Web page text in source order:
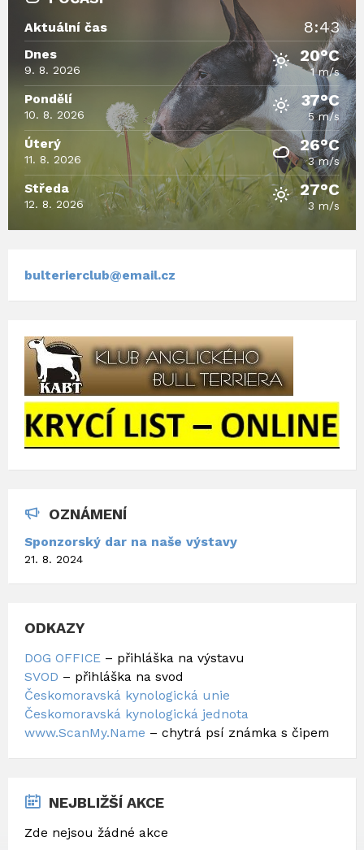
d
o
c
n
:
d
o
c
s
i
o
n
:
d
o
c
x
t
e
n
s
i
o
n
:
p
d
f
z
e
:
Aktuální čas 8:43
Dnes
9. 8. 2026
20°C
1 m/s
Pondělí
10. 8. 2026
37°C
5 m/s
Úterý
11. 8. 2026
26°C
3 m/s
Středa
12. 8. 2026
27°C
3 m/s
bulterierclub@email.cz
OZNÁMENÍ
Sponzorský dar na naše výstavy
21. 8. 2024
ODKAZY
DOG OFFICE – přihláška na výstavu
SVOD – přihláška na svod
Českomoravská kynologická unie
Českomoravská kynologická jednota
www.ScanMy.Name – chytrá psí známka s čipem
NEJBLIŽŠÍ AKCE
Zde nejsou žádné akce